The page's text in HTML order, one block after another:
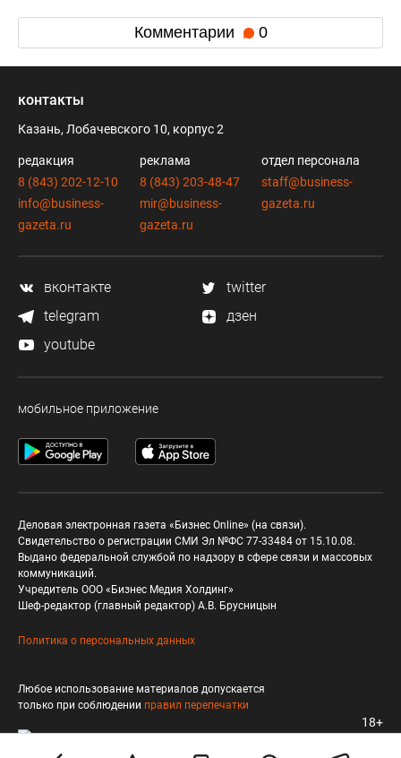
Комментарии 0
контакты
Казань, Лобачевского 10, корпус 2
редакция
8 (843) 202-12-10
info@business-
gazeta.ru
реклама
8 (843) 203-48-47
mir@business-
gazeta.ru
отдел персонала
staff@business-
gazeta.ru
вконтакте
twitter
telegram
дзен
youtube
мобильное приложение
Деловая электронная газета «Бизнес Online» (на связи).
Свидетельство о регистрации СМИ Эл №ФС 77-33484 от 15.10.08.
Выдано федеральной службой по надзору в сфере связи и массовых
коммуникаций.
Учредитель ООО «Бизнес Медия Холдинг»
Шеф-редактор (главный редактор) А.В. Брусницын
Политика о персональных данных
Любое использование материалов допускается
только при соблюдении правил перепечатки
18+